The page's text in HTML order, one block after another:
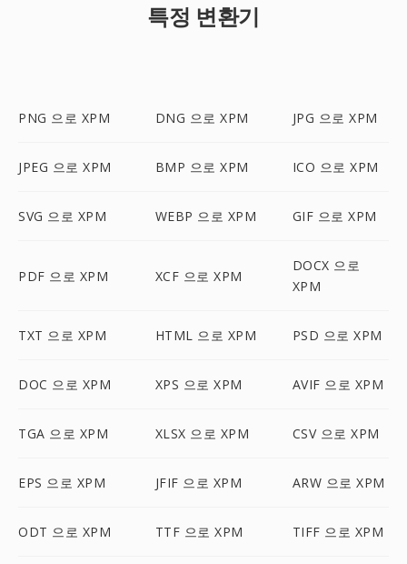
특정 변환기
PNG 으로 XPM DNG 으로 XPM JPG 으로 XPM
JPEG 으로 XPM BMP 으로 XPM ICO 으로 XPM
SVG 으로 XPM WEBP 으로 XPM GIF 으로 XPM
PDF 으로 XPM XCF 으로 XPM
DOCX 으로
XPM
TXT 으로 XPM HTML 으로 XPM PSD 으로 XPM
DOC 으로 XPM XPS 으로 XPM AVIF 으로 XPM
TGA 으로 XPM XLSX 으로 XPM CSV 으로 XPM
EPS 으로 XPM JFIF 으로 XPM ARW 으로 XPM
ODT 으로 XPM TTF 으로 XPM TIFF 으로 XPM